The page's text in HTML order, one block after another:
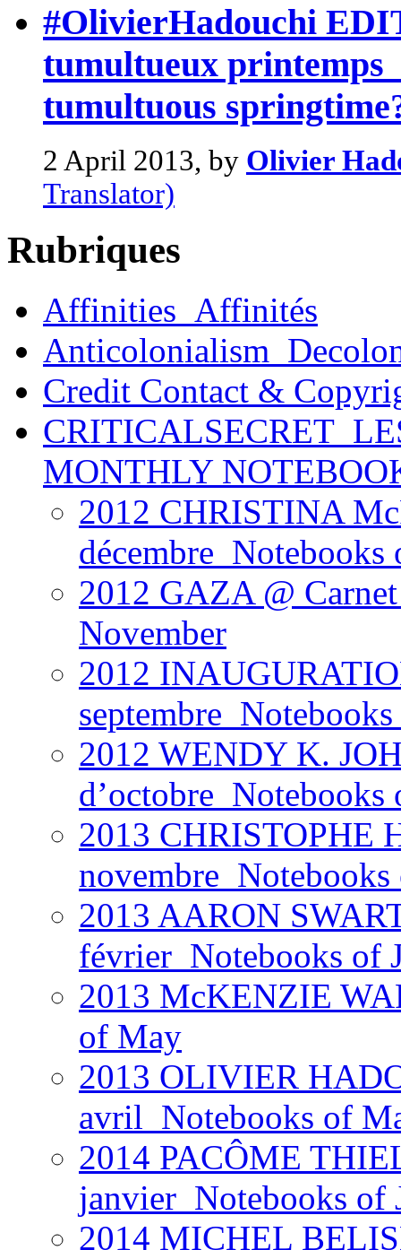
#OlivierHadouchi
tumultueux printemps
tumultuous
2 April 2013, by Olivier
Translator)
Rubriques
Affinities_Affinités
Credit Contact &
MONTHLY
2012 CHRISTINA
décembre_Notebooks
2012 GAZA @
November
2012
2012 WENDY K.
d’octobre_Notebooks
2013 CHRISTOPHE
2013 AARON
février_Notebooks of
2013 McKENZIE
of May
2013 OLIVIER
avril_Notebooks of
2014 PACÔME
janvier_Notebooks of
2014 MICHEL